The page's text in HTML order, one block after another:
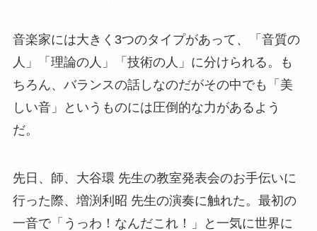
音楽家には大きく3つのタイプがあって、「音質の
人」「理論の人」「技術の人」に分けられる。も
ちろん、バランスの話しなのだがその中でも「美
しい音」というものには圧倒的な力があるよう
だ。
先日、師、大谷環 先生の教室発表会のお手伝いに
行った際、増渕利昭 先生の演奏に触れた。最初の
一音で「うっわ！なんだこれ！」と一気に世界に